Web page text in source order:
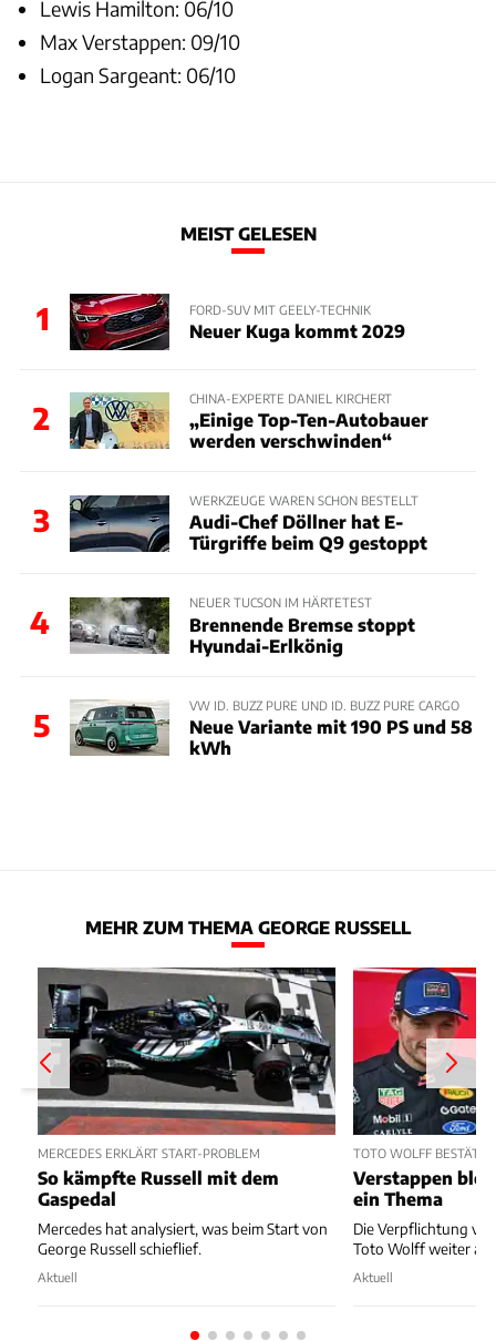
Lewis Hamilton: 06/10
Max Verstappen: 09/10
Logan Sargeant: 06/10
MEIST GELESEN
1 FORD-SUV MIT GEELY-TECHNIK
Neuer Kuga kommt 2029
2
CHINA-EXPERTE DANIEL KIRCHERT
„Einige Top-Ten-Autobauer
werden verschwinden“
3
WERKZEUGE WAREN SCHON BESTELLT
Audi-Chef Döllner hat E-
Türgriffe beim Q9 gestoppt
4
NEUER TUCSON IM HÄRTETEST
Brennende Bremse stoppt
Hyundai-Erlkönig
5
VW ID. BUZZ PURE UND ID. BUZZ PURE CARGO
Neue Variante mit 190 PS und 58
kWh
MEHR ZUM THEMA GEORGE RUSSELL
MERCEDES ERKLÄRT START-PROBLEM
So kämpfte Russell mit dem
Gaspedal
Mercedes hat analysiert, was beim Start von
George Russell schieflief.
Aktuell
TOTO WOLFF
Verstappen
ein Thema
Die Verpflichtung
Toto Wolff weiter
Aktuell